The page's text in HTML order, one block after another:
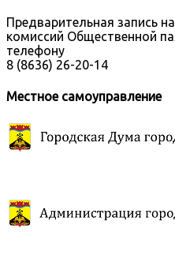
Предварительная запись
комиссий Общественной
телефону
8 (8636) 26-20-14
Местное самоуправление